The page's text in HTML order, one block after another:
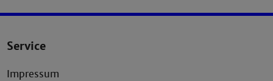
Service
Impressum